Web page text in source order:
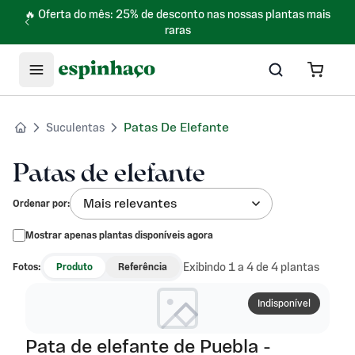
🔥 Oferta do mês: 25% de desconto nas nossas plantas mais
raras
Suculentas Patas De Elefante
Patas de elefante
Ordenar por: Mais relevantes
Mostrar apenas plantas disponíveis agora
Fotos: Produto Referência Exibindo 1 a 4 de 4 plantas
Indisponível
Pata de elefante de Puebla -